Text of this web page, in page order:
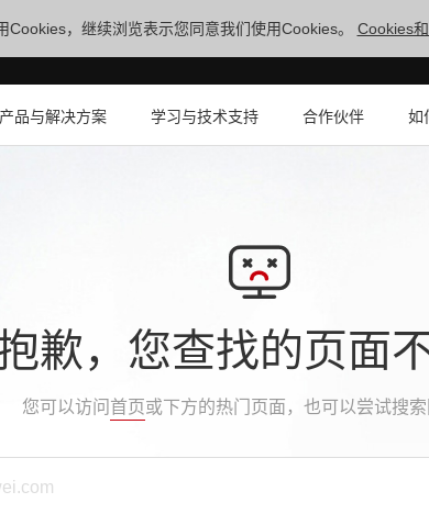
Cookies，继续浏览表示您同意我们使用Cookies。 Cookies
产品与解决方案 学习与技术支持 合作伙伴 如
歉，您查找的页面
您可以访问 首页或下方的热门页面，也可以尝试搜